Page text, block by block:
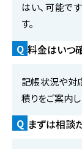
はい、可能で
す。
Q 料金はいつ
記帳状況や対
積りをご案内し
Q まずは相談